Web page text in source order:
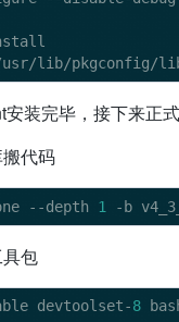
usr/lib/pkgconfig/
装完毕，接下来正
代码
- -depth 1 - b
包
devtoolset-8